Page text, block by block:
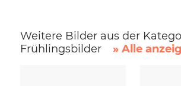
Weitere Bilder aus der
Frühlingsbilder
» Alle